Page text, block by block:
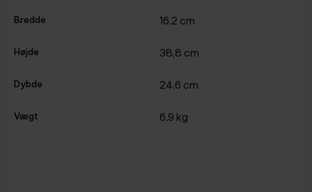
Bredde 16,2 cm
Højde 38,8 cm
Dybde 24,6 cm
Vægt 6,9 kg